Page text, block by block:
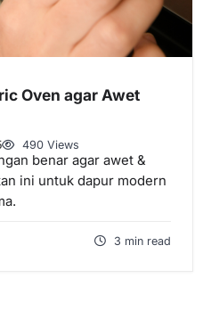
Oven agar Awet
490 Views
benar agar awet &
ini untuk dapur modern
3 min read